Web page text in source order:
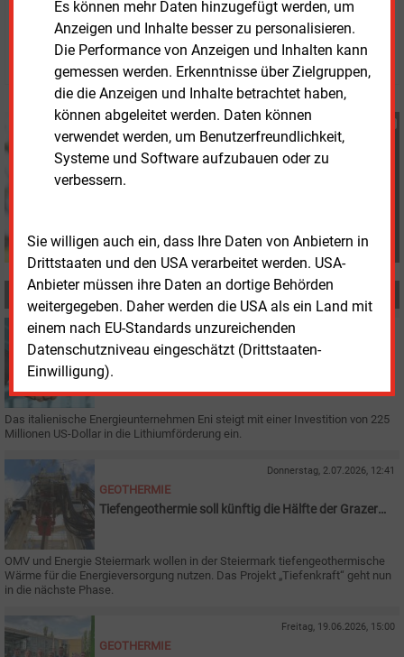
Es können mehr Daten hinzugefügt werden, um
Anzeigen und Inhalte besser zu personalisieren.
Die Performance von Anzeigen und Inhalten kann
gemessen werden. Erkenntnisse über Zielgruppen,
die die Anzeigen und Inhalte betrachtet haben,
können abgeleitet werden. Daten können
verwendet werden, um Benutzerfreundlichkeit,
Systeme und Software aufzubauen oder zu
verbessern.
Sie willigen auch ein, dass Ihre Daten von Anbietern in
Drittstaaten und den USA verarbeitet werden. USA-
Anbieter müssen ihre Daten an dortige Behörden
weitergegeben. Daher werden die USA als ein Land mit
einem nach EU-Standards unzureichenden
Datenschutzniveau eingeschätzt (Drittstaaten-
Einwilligung).
Mittwoch, 27.05.2026, 10:55 Uhr
Heidi Roider
© 2026 Energie & Management GmbH
Heidi Roider
+49 (0) 8152 9311 28
h.roider@energie-und-
MEHR ZUM THEMA
Freitag, 10.07.2026, 14:40
BETEILIGUNG
Energiekonzern sichert sich Lithium für das
Das italienische Energieunternehmen Eni steigt mit einer Investition von 225
Millionen US-Dollar in die Lithiumförderung ein.
Donnerstag, 2.07.2026, 12:41
GEOTHERMIE
Tiefengeothermie soll künftig die Hälfte der Grazer
OMV und Energie Steiermark wollen in der Steiermark tiefengeothermische
Wärme für die Energieversorgung nutzen. Das Projekt „Tiefenkraft“ geht nun
in die nächste Phase.
Freitag, 19.06.2026, 15:00
GEOTHERMIE